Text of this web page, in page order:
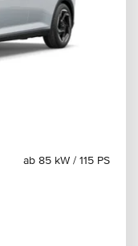
ab 85 kW / 115 PS